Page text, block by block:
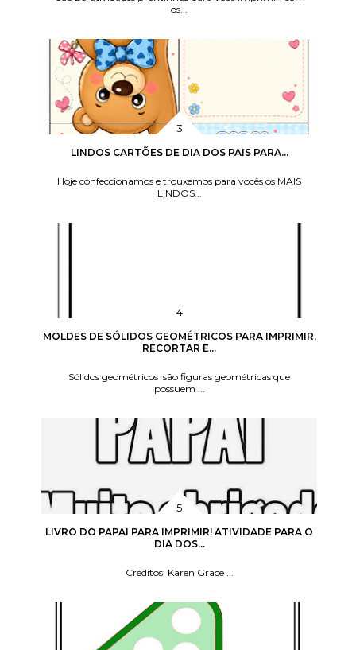
os...
LINDOS CARTÕES DE DIA DOS PAIS PARA...
Hoje confeccionamos e trouxemos para vocês os MAIS
LINDOS...
MOLDES DE SÓLIDOS GEOMÉTRICOS PARA IMPRIMIR,
RECORTAR E...
Sólidos geométricos são figuras geométricas que
possuem ...
LIVRO DO PAPAI PARA IMPRIMIR! ATIVIDADE PARA O
DIA DOS...
Créditos: Karen Grace ...